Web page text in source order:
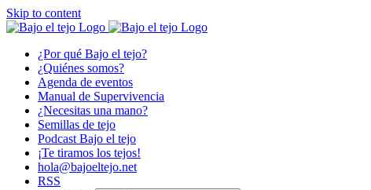
Skip to content
¿Por qué Bajo el tejo?
¿Quiénes somos?
Agenda de eventos
Manual de Supervivencia
¿Necesitas una mano?
Semillas de tejo
Podcast Bajo el tejo
¡Te tiramos los tejos!
hola@bajoeltejo.net
RSS